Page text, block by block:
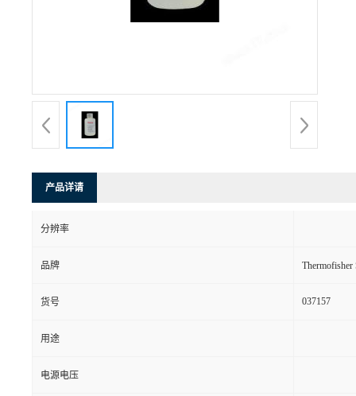
产品详请
分辨率
品牌
货号 037157
用途
电源电压